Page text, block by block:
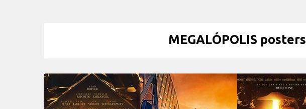
MEGALÓPOLIS posters